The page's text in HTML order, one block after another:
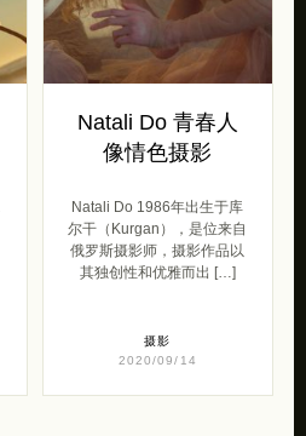
Natali Do 青春人
像情色摄影
Natali Do 1986年出生于库
尔干（Kurgan），是位来自
俄罗斯摄影师，摄影作品以
其独创性和优雅而出 […]
摄影
2020/09/14